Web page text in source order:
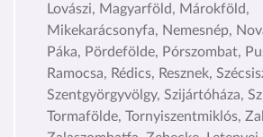
Lovászi, Magyarföld, Márokföld,
Mikekarácsonyfa, Nemesnép,
Páka, Pördefölde, Pórszombat,
Ramocsa, Rédics, Resznek,
Szentgyörgyvölgy, Szijártóháza,
Tormafölde, Tornyiszentmiklós,